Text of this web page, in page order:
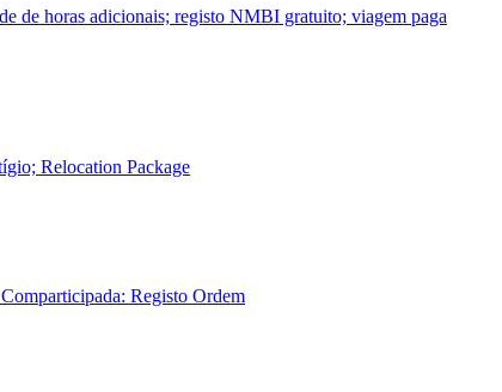
de horas adicionais; registo NMBI gratuito; viagem paga
Relocation Package
Registo Ordem